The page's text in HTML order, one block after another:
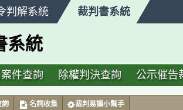
判解系統 裁判書系統
系統
件查詢 除權判決查詢 公示催告
詢 名詞收集 裁判易讀小幫手